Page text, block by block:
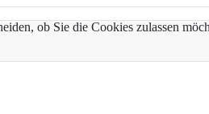
ob Sie die Cookies zulassen